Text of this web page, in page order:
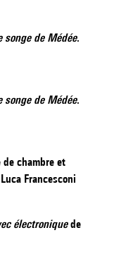
songe de Médée.
songe de Médée.
chambre et
Francesconi
électroniquede